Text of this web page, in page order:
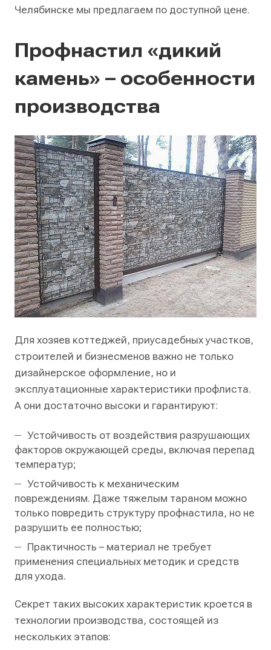
Челябинске мы предлагаем по доступной цене.
Профнастил «дикий
камень» – особенности
производства
Для хозяев коттеджей, приусадебных участков,
строителей и бизнесменов важно не только
дизайнерское оформление, но и
эксплуатационные характеристики профлиста.
А они достаточно высоки и гарантируют:
Устойчивость от воздействия разрушающих
факторов окружающей среды, включая перепад
температур;
Устойчивость к механическим
повреждениям. Даже тяжелым тараном можно
только повредить структуру профнастила, но не
разрушить ее полностью;
Практичность – материал не требует
применения специальных методик и средств
для ухода.
Секрет таких высоких характеристик кроется в
технологии производства, состоящей из
нескольких этапов: